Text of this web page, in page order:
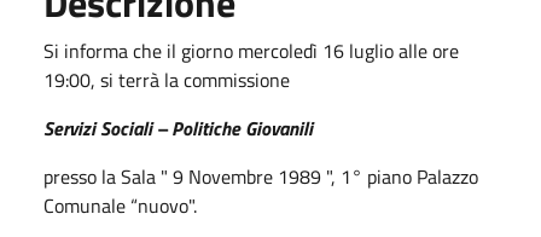
Si informa che il giorno mercoledì 16 luglio alle ore
19:00, si terrà la commissione
Servizi Sociali – Politiche Giovanili
presso la Sala " 9 Novembre 1989 ", 1° piano Palazzo
Comunale “nuovo".